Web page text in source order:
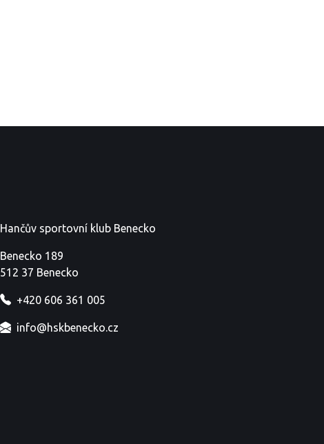
Hančův sportovní klub Benecko
Benecko 189
512 37 Benecko
+420 606 361 005
info@hskbenecko.cz